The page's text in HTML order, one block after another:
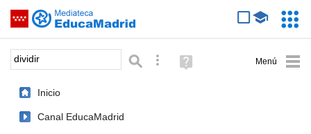
Saltar navegación
Palabra o frase: Búsqueda avanzada
Ayuda
(en
Inicio
Canal EducaMadrid